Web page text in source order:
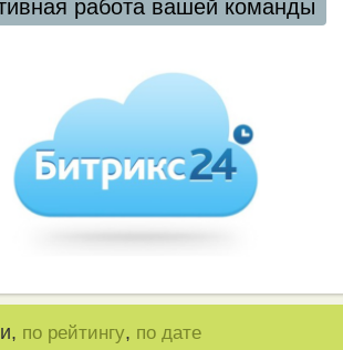
работа вашей команды
по рейтингу, по дате